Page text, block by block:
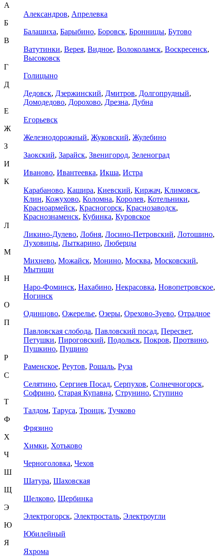
А
Александров, Апрелевка
Б
Балашиха, Барыбино, Боровск, Бронницы, Бутово
В
Ватутинки, Верея, Видное, Волоколамск, Воскресенск,
Высоковск
Г
Голицыно
Д
Дедовск, Дзержинский, Дмитров, Долгопрудный,
Домодедово, Дорохово, Дрезна, Дубна
Е
Егорьевск
Ж
Железнодорожный, Жуковский, Жулебино
З
Заокский, Зарайск, Звенигород, Зеленоград
И
Иваново, Ивантеевка, Икша, Истра
К
Карабаново, Кашира, Киевский, Киржач, Климовск,
Клин, Кожухово, Коломна, Королев, Котельники,
Красноармейск, Красногорск, Краснозаводск,
Краснознаменск, Кубинка, Куровское
Л
Ликино-Дулево, Лобня, Лосино-Петровский, Лотошино,
Луховицы, Лыткарино, Люберцы
М
Михнево, Можайск, Монино, Москва, Московский,
Мытищи
Н
Наро-Фоминск, Нахабино, Некрасовка, Новопетровское,
Ногинск
О
Одинцово, Ожерелье, Озеры, Орехово-Зуево, Отрадное
П
Павловская слобода, Павловский посад, Пересвет,
Петушки, Пироговский, Подольск, Покров, Протвино,
Пушкино, Пущино
Р
Раменское, Реутов, Рошаль, Руза
С
Селятино, Сергиев Посад, Серпухов, Солнечногорск,
Софрино, Старая Купавна, Струнино, Ступино
Т
Талдом, Таруса, Троицк, Тучково
Ф
Фрязино
Х
Химки, Хотьково
Ч
Черноголовка, Чехов
Ш
Шатура, Шаховская
Щ
Щелково, Щербинка
Э
Электрогорск, Электросталь, Электроугли
Ю
Юбилейный
Я
Яхрома